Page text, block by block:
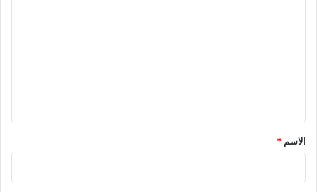
*
الاسم *